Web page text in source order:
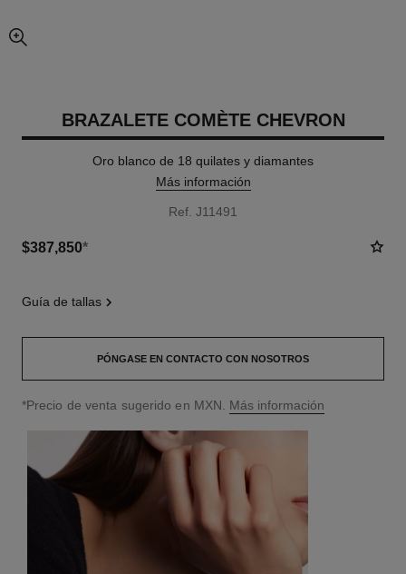
imagen agrandada
BRAZALETE COMÈTE CHEVRON
Oro blanco de 18 quilates y diamantes
Más información
Ref. J11491
$387,850*
guía de tallas
PÓNGASE EN CONTACTO CON NOSOTROS
↩
*Precio de venta sugerido en MXN. Más información